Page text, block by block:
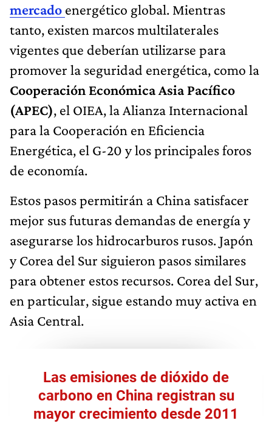
mercado energético global. Mientras
tanto, existen marcos multilaterales
vigentes que deberían utilizarse para
promover la seguridad energética, como la
Cooperación Económica Asia Pacífico
(APEC), el OIEA, la Alianza Internacional
para la Cooperación en Eficiencia
Energética, el G-20 y los principales foros
de economía.
Estos pasos permitirán a China satisfacer
mejor sus futuras demandas de energía y
asegurarse los hidrocarburos rusos. Japón
y Corea del Sur siguieron pasos similares
para obtener estos recursos. Corea del Sur,
en particular, sigue estando muy activa en
Asia Central.
Las emisiones de dióxido de
carbono en China registran su
mayor crecimiento desde 2011